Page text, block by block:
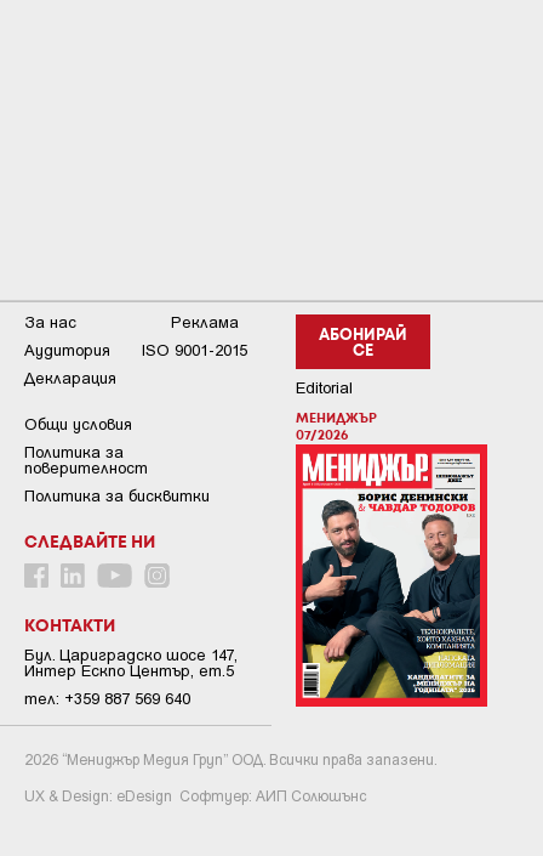
АБОНИРАЙ
СЕ
Editorial
МЕНИДЖЪР
07/2026
За нас
Реклама
Аудитория
ISO 9001-2015
Декларация
Общи условия
Пoлитикa зa
пoвepитeлнocт
Политика за бисквитки
СЛЕДВАЙТЕ НИ
КОНТАКТИ
Бул. Цариградско шосе 147,
Интер Ескпо Център, ет.5
тел: +359 887 569 640
2026 “Мениджър Медия Груп” ООД. Всички права запазени.
UX & Design: eDesign Софтуер: АИП Солюшънс